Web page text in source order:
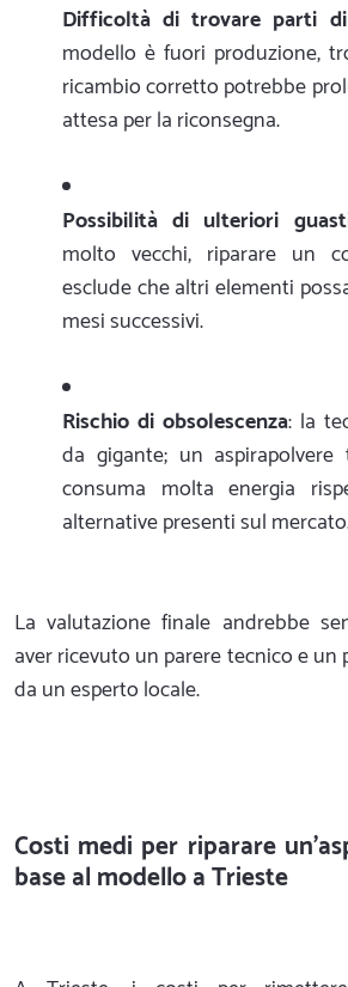
Difficoltà di trovare parti
modello è fuori produzione,
ricambio corretto potrebbe
attesa per la riconsegna.
Possibilità di ulteriori
molto vecchi, riparare un
esclude che altri elementi
mesi successivi.
Rischio di obsolescenza: la
da gigante; un
consuma molta energia
alternative presenti sul
La valutazione finale andrebbe
aver ricevuto un parere tecnico e un
da un esperto locale.
Costi medi per riparare
base al modello a Trieste